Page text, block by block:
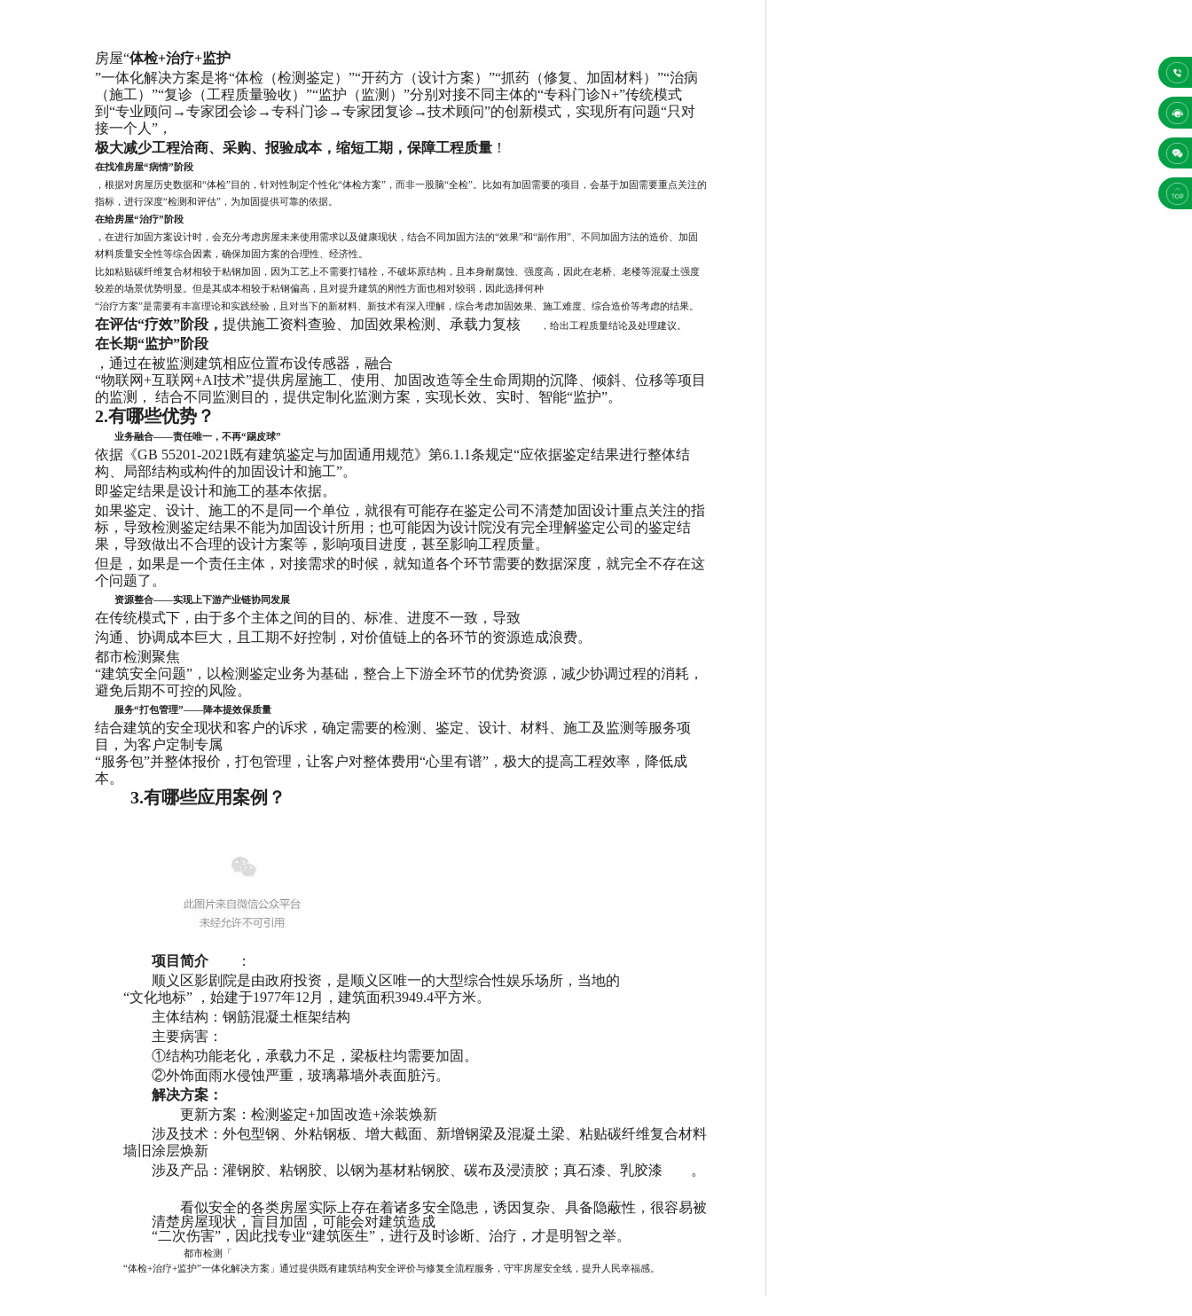
房屋“体检+治疗+监护
”一体化解决方案是将“体检（检测鉴定）”“开药方（设计方案）”“抓药（修复、加固材料）”“治病
（施工）”“复诊（工程质量验收）”“监护（监测）”分别对接不同主体的“专科门诊N+”传统模式
到“专业顾问→专家团会诊→专科门诊→专家团复诊→技术顾问”的创新模式，实现所有问题“只对
接一个人”，
极大减少工程洽商、采购、报验成本，缩短工期，保障工程质量！
在找准房屋“病情”阶段
，根据对房屋历史数据和“体检”目的，针对性制定个性化“体检方案”，而非一股脑“全检”。比如有加固需要的项目，会基于加固需要重点关注的
指标，进行深度“检测和评估”，为加固提供可靠的依据。
在给房屋“治疗”阶段
，在进行加固方案设计时，会充分考虑房屋未来使用需求以及健康现状，结合不同加固方法的“效果”和“副作用”、不同加固方法的造价、加固
材料质量安全性等综合因素，确保加固方案的合理性、经济性。
比如粘贴碳纤维复合材相较于粘钢加固，因为工艺上不需要打锚栓，不破坏原结构，且本身耐腐蚀、强度高，因此在老桥、老楼等混凝土强度
较差的场景优势明显。但是其成本相较于粘钢偏高，且对提升建筑的刚性方面也相对较弱，因此选择何种
“治疗方案”是需要有丰富理论和实践经验，且对当下的新材料、新技术有深入理解，综合考虑加固效果、施工难度、综合造价等考虑的结果。
在评估“疗效”阶段， 提供施工资料查验、加固效果检测、承载力复核 ，给出工程质量结论及处理建议。
在长期“监护”阶段
，通过在被监测建筑相应位置布设传感器，融合
“物联网+互联网+AI技术”提供房屋施工、使用、加固改造等全生命周期的沉降、倾斜、位移等项目
的监测， 结合不同监测目的，提供定制化监测方案，实现长效、实时、智能“监护”。
2.有哪些优势？
业务融合——责任唯一，不再“踢皮球”
依据《GB 55201-2021既有建筑鉴定与加固通用规范》第6.1.1条规定“应依据鉴定结果进行整体结
构、局部结构或构件的加固设计和施工”。
即鉴定结果是设计和施工的基本依据。
如果鉴定、设计、施工的不是同一个单位，就很有可能存在鉴定公司不清楚加固设计重点关注的指
标，导致检测鉴定结果不能为加固设计所用；也可能因为设计院没有完全理解鉴定公司的鉴定结
果，导致做出不合理的设计方案等，影响项目进度，甚至影响工程质量。
但是，如果是一个责任主体，对接需求的时候，就知道各个环节需要的数据深度，就完全不存在这
个问题了。
资源整合——实现上下游产业链协同发展
在传统模式下，由于多个主体之间的目的、标准、进度不一致，导致
沟通、协调成本巨大，且工期不好控制，对价值链上的各环节的资源造成浪费。
都市检测聚焦
“建筑安全问题”，以检测鉴定业务为基础，整合上下游全环节的优势资源，减少协调过程的消耗，
避免后期不可控的风险。
服务“打包管理”——降本提效保质量
结合建筑的安全现状和客户的诉求，确定需要的检测、鉴定、设计、材料、施工及监测等服务项
目，为客户定制专属
“服务包”并整体报价，打包管理，让客户对整体费用“心里有谱”，极大的提高工程效率，降低成
本。
3.有哪些应用案例？
项目简介
：
顺义区影剧院是由政府投资，是顺义区唯一的大型综合性娱乐场所，当地的
“文化地标” ，始建于1977年12月，建筑面积3949.4平方米。
主体结构：钢筋混凝土框架结构
主要病害：
①结构功能老化，承载力不足，梁板柱均需要加固。
②外饰面雨水侵蚀严重，玻璃幕墙外表面脏污。
解决方案：
更新方案：检测鉴定+加固改造+涂装焕新
涉及技术：外包型钢、外粘钢板、增大截面、新增钢梁及混凝土梁、粘贴碳纤维复合材料；外
墙旧涂层焕新
涉及产品：灌钢胶、粘钢胶、以钢为基材粘钢胶、碳布及浸渍胶；真石漆、乳胶漆
。
看似安全的各类房屋实际上存在着诸多安全隐患，诱因复杂、具备隐蔽性，很容易被忽视，不
清楚房屋现状，盲目加固，可能会对建筑造成
“二次伤害”，因此找专业“建筑医生”，进行及时诊断、治疗，才是明智之举。
都市检测「
“体检+治疗+监护”一体化解决方案」通过提供既有建筑结构安全评价与修复全流程服务，守牢房屋安全线，提升人民幸福感。